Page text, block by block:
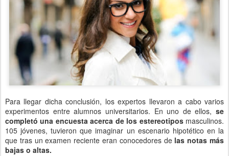
Para llegar dicha conclusión, los expertos llevaron a cabo varios
experimentos entre alumnos universitarios. En uno de ellos, se
completó una encuesta acerca de los estereotiposmasculinos.
105 jóvenes, tuvieron que imaginar un escenario hipotético en la
que tras un examen reciente eran conocedores de las notas más
bajas o altas.